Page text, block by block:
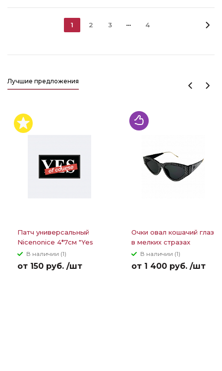
1 2 3 4
Лучшие предложения
Патч универсальный
Nicenonice 4*7см "Yes
of course"
В наличии (1)
от 150 руб. /шт
Очки овал кошачий глаз
в мелких стразах
В наличии (1)
от 1 400 руб. /шт